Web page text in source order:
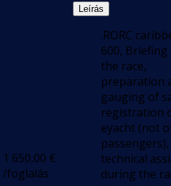
1 650,00 €
/foglalás
Leírás
.RORC
600,
the race,
preparation
gauging of
registration
eyacht (not
passengers),
technical
during the